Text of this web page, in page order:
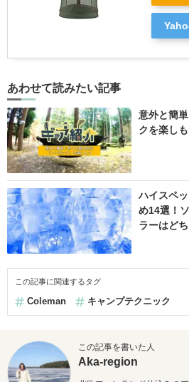
あわせて読みたい記事
意外と簡
クを楽しも
ハイスペ
め14選！
ラーはど
この記事に関連するタグ
Coleman キャンプテクニック
この記事を書いた人
Aka-region